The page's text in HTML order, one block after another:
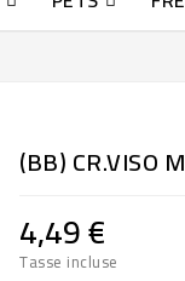
(BB) CR.VISO
4,49 €
Tasse incluse